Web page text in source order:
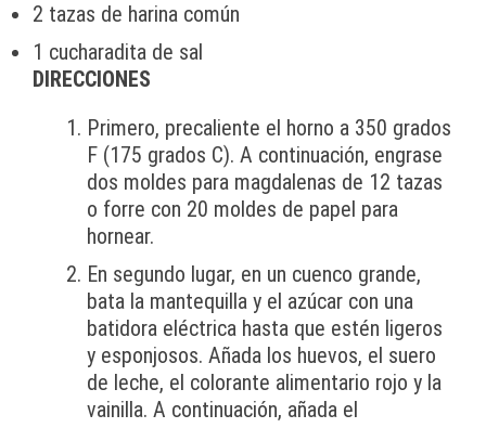
2 tazas de harina común
1 cucharadita de sal
DIRECCIONES
Primero, precaliente el horno a 350 grados
F (175 grados C). A continuación, engrase
dos moldes para magdalenas de 12 tazas
o forre con 20 moldes de papel para
hornear.
En segundo lugar, en un cuenco grande,
bata la mantequilla y el azúcar con una
batidora eléctrica hasta que estén ligeros
y esponjosos. Añada los huevos, el suero
de leche, el colorante alimentario rojo y la
vainilla. A continuación, añada el